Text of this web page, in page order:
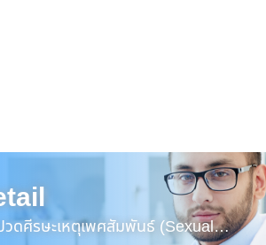
วดศีรษะเหตุเพศสัมพันธ์ (Sexual